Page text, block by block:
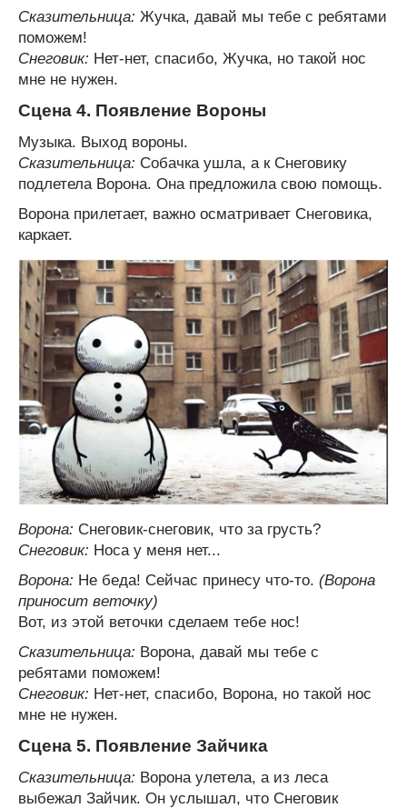
Сказительница: Жучка, давай мы тебе с ребятами
поможем!
Снеговик: Нет-нет, спасибо, Жучка, но такой нос
мне не нужен.
Сцена 4. Появление Вороны
Музыка. Выход вороны.
Сказительница: Собачка ушла, а к Снеговику
подлетела Ворона. Она предложила свою помощь.
Ворона прилетает, важно осматривает Снеговика,
каркает.
Ворона: Снеговик-снеговик, что за грусть?
Снеговик: Носа у меня нет...
Ворона: Не беда! Сейчас принесу что-то. (Ворона
приносит веточку)
Вот, из этой веточки сделаем тебе нос!
Сказительница: Ворона, давай мы тебе с
ребятами поможем!
Снеговик: Нет-нет, спасибо, Ворона, но такой нос
мне не нужен.
Сцена 5. Появление Зайчика
Сказительница: Ворона улетела, а из леса
выбежал Зайчик. Он услышал, что Снеговик